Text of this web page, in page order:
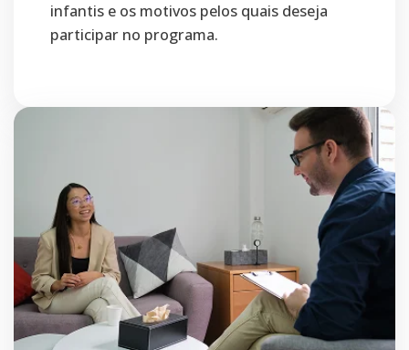
infantis e os motivos pelos quais deseja
participar no programa.